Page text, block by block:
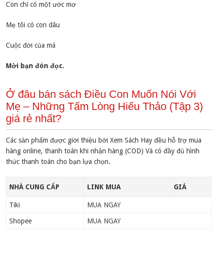
Con chỉ có một ước mơ
Mẹ tôi có con dâu
Cuộc đời của má
Mời bạn đón đọc.
Ở đâu bán sách Điều Con Muốn Nói Với
Mẹ – Những Tấm Lòng Hiếu Thảo (Tập 3)
giá rẻ nhất?
Các sản phẩm được giới thiệu bởi Xem Sách Hay đều hỗ trợ mua
hàng online, thanh toán khi nhận hàng (COD) Và có đầy đủ hình
thức thanh toán cho bạn lựa chọn.
NHÀ CUNG CẤP LINK MUA GIÁ
Tiki MUA NGAY
Shopee MUA NGAY